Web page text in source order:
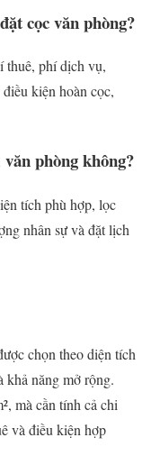
cọc văn phòng?
thuê, phí dịch vụ,
kiện hoàn cọc,
phòng không?
tích phù hợp, lọc
nhân sự và đặt lịch
chọn theo diện tích
năng mở rộng.
mà cần tính cả chi
và điều kiện hợp